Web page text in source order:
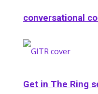
conversational
Get in The Ring